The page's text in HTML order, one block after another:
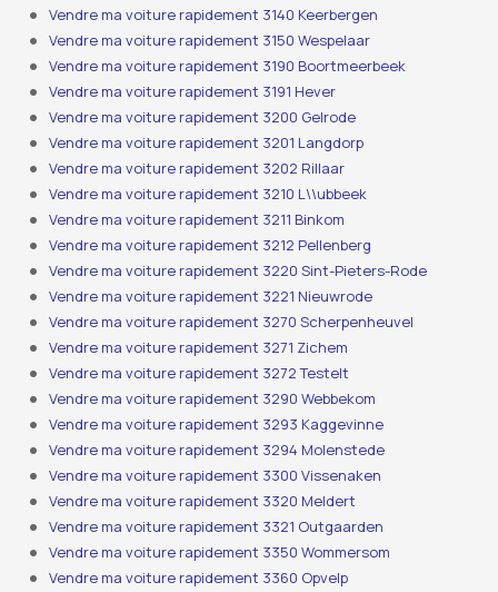
Vendre ma voiture rapidement 3140 Keerbergen
Vendre ma voiture rapidement 3150 Wespelaar
Vendre ma voiture rapidement 3190 Boortmeerbeek
Vendre ma voiture rapidement 3191 Hever
Vendre ma voiture rapidement 3200 Gelrode
Vendre ma voiture rapidement 3201 Langdorp
Vendre ma voiture rapidement 3202 Rillaar
Vendre ma voiture rapidement 3210 L\\ubbeek
Vendre ma voiture rapidement 3211 Binkom
Vendre ma voiture rapidement 3212 Pellenberg
Vendre ma voiture rapidement 3220 Sint-Pieters-Rode
Vendre ma voiture rapidement 3221 Nieuwrode
Vendre ma voiture rapidement 3270 Scherpenheuvel
Vendre ma voiture rapidement 3271 Zichem
Vendre ma voiture rapidement 3272 Testelt
Vendre ma voiture rapidement 3290 Webbekom
Vendre ma voiture rapidement 3293 Kaggevinne
Vendre ma voiture rapidement 3294 Molenstede
Vendre ma voiture rapidement 3300 Vissenaken
Vendre ma voiture rapidement 3320 Meldert
Vendre ma voiture rapidement 3321 Outgaarden
Vendre ma voiture rapidement 3350 Wommersom
Vendre ma voiture rapidement 3360 Opvelp